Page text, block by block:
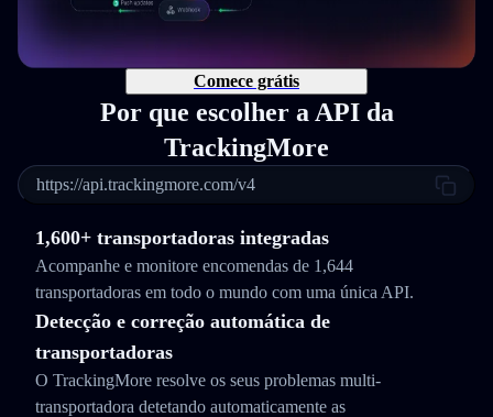
Comece grátis
Por que escolher a API da
TrackingMore
https://api.trackingmore.com/v4
1,600+ transportadoras integradas
Acompanhe e monitore encomendas de 1,644
transportadoras em todo o mundo com uma única API.
Detecção e correção automática de
transportadoras
O TrackingMore resolve os seus problemas multi-
transportadora detetando automaticamente as